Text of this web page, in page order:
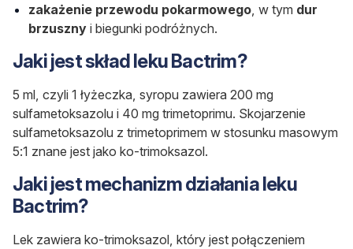
zakażenie przewodu pokarmowego , w tym dur
brzuszny i biegunki podróżnych.
Jaki jest skład leku Bactrim?
5 ml, czyli 1 łyżeczka, syropu zawiera 200 mg
sulfametoksazolu i 40 mg trimetoprimu. Skojarzenie
sulfametoksazolu z trimetoprimem w stosunku masowym
5:1 znane jest jako ko-trimoksazol.
Jaki jest mechanizm działania leku
Bactrim?
Lek zawiera ko-trimoksazol, który jest połączeniem